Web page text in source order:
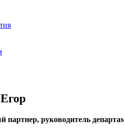
партнер, руководитель